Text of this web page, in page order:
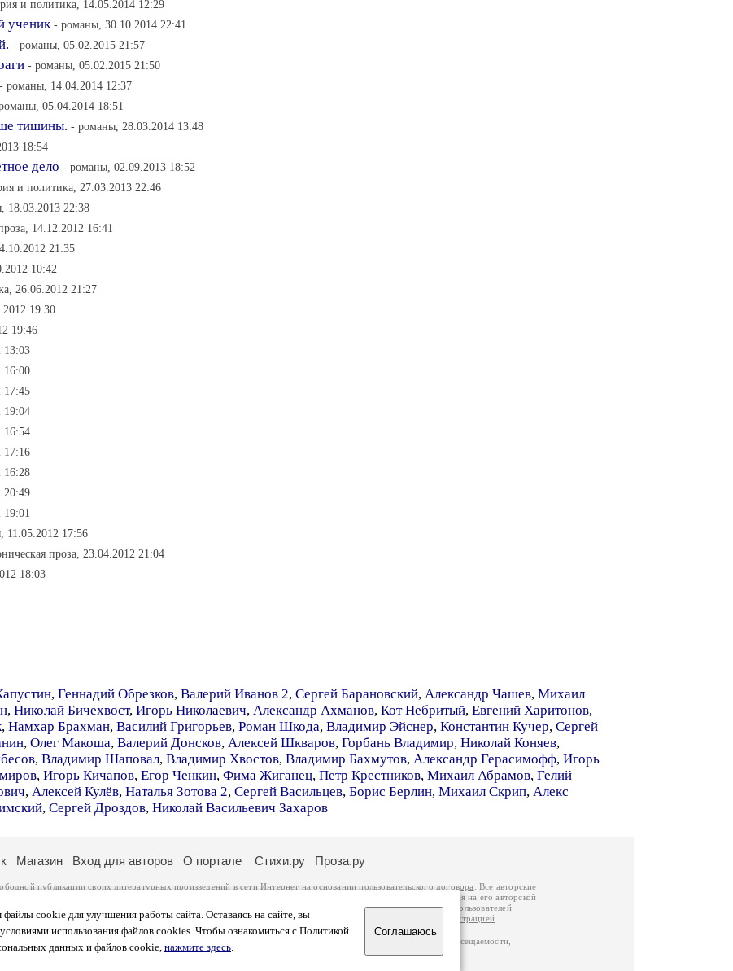
и политика, 14.05.2014 12:29
ученик - романы, 30.10.2014 22:41
- романы, 05.02.2015 21:57
- романы, 05.02.2015 21:50
- романы, 14.04.2014 12:37
05.04.2014 18:51
тишины. - романы, 28.03.2014 13:48
18:54
дело - романы, 02.09.2013 18:52
и политика, 27.03.2013 22:46
18.03.2013 22:38
14.12.2012 16:41
21:35
10:42
26.06.2012 21:27
19:30
19:46
13:03
16:00
17:45
19:04
16:54
17:16
16:28
20:49
11.05.2012 17:56
проза, 23.04.2012 21:04
18:03
, Геннадий Обрезков, Валерий Иванов 2, Сергей Барановский, Александр Чашев, Михаил
, Николай Бичехвост, Игорь Николаевич, Александр Ахманов, Кот Небритый, Евгений Харитонов,
, Намхар Брахман, Василий Григорьев, Роман Шкода, Владимир Эйснер, Константин Кучер, Сергей
, Олег Макоша, Валерий Донсков, Алексей Шкваров, Горбань Владимир, Николай Коняев,
, Владимир Шаповал, Владимир Хвостов, Владимир Бахмутов, Александр Герасимофф, Игорь
, Игорь Кичапов, Егор Ченкин, Фима Жиганец, Петр Крестников, Михаил Абрамов, Гелий
, Алексей Кулёв, Наталья Зотова 2, Сергей Васильцев, Борис Берлин, Михаил Скрип, Алекс
, Сергей Дроздов, Николай Васильевич Захаров
cookie для улучшения работы сайта. Оставаясь на сайте, вы
условиями использования файлов cookies. Чтобы ознакомиться с Политикой
данных и файлов cookie, нажмите здесь.
Соглашаюсь
Магазин Вход для авторов О портале Стихи.ру Проза.ру
публикации своих литературных произведений в сети Интернет на основаниипользовательского договора
. Все авторские
. Перепечатка произведений возможна только с согласия его автора, к которому вы можете обратиться на его авторской
несут самостоятельно на основании
законодательства Российской Федерации. Данные пользователей
данных. Вы также можете посмотреть более подробнуюинформацию о портале связаться с администрацией
посетителей, которые в общей сумме просматривают более полумиллиона страниц по данным счетчика посещаемости,
указано по две цифры: количество просмотров и количество посетителей.